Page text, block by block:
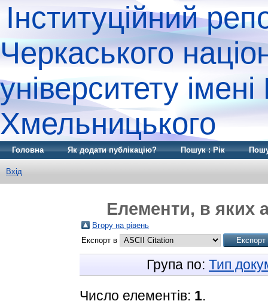
Інституційний
Черкаського
університету
Хмельницького
Головна Як додати публікацію? Пошук : Рік
Вхід
Елементи, в яких
Вгору на рівень
Експорт в
Група по: Тип
Число елементів: 1.